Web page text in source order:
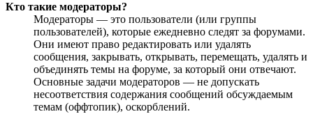
Кто такие модераторы?
Модераторы — это пользователи (или группы
пользователей), которые ежедневно следят за форумами.
Они имеют право редактировать или удалять
сообщения, закрывать, открывать, перемещать, удалять и
объединять темы на форуме, за который они отвечают.
Основные задачи модераторов — не допускать
несоответствия содержания сообщений обсуждаемым
темам (оффтопик), оскорблений.